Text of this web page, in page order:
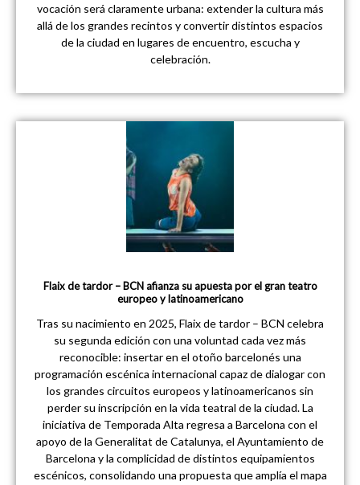
vocación será claramente urbana: extender la cultura más
allá de los grandes recintos y convertir distintos espacios
de la ciudad en lugares de encuentro, escucha y
celebración.
Flaix de tardor – BCN afianza su apuesta por el gran teatro
europeo y latinoamericano
Tras su nacimiento en 2025, Flaix de tardor – BCN celebra
su segunda edición con una voluntad cada vez más
reconocible: insertar en el otoño barcelonés una
programación escénica internacional capaz de dialogar con
los grandes circuitos europeos y latinoamericanos sin
perder su inscripción en la vida teatral de la ciudad. La
iniciativa de Temporada Alta regresa a Barcelona con el
apoyo de la Generalitat de Catalunya, el Ayuntamiento de
Barcelona y la complicidad de distintos equipamientos
escénicos, consolidando una propuesta que amplía el mapa